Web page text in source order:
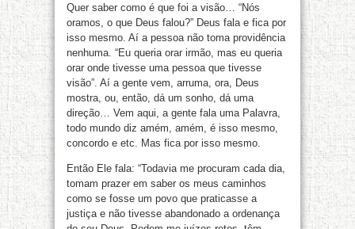
Quer saber como é que foi a visão… “Nós
oramos, o que Deus falou?” Deus fala e fica por
isso mesmo. Aí a pessoa não toma providência
nenhuma. “Eu queria orar irmão, mas eu queria
orar onde tivesse uma pessoa que tivesse
visão”. Aí a gente vem, arruma, ora, Deus
mostra, ou, então, dá um sonho, dá uma
direção… Vem aqui, a gente fala uma Palavra,
todo mundo diz amém, amém, é isso mesmo,
concordo e etc. Mas fica por isso mesmo.
Então Ele fala: “Todavia me procuram cada dia,
tomam prazer em saber os meus caminhos
como se fosse um povo que praticasse a
justiça e não tivesse abandonado a ordenança